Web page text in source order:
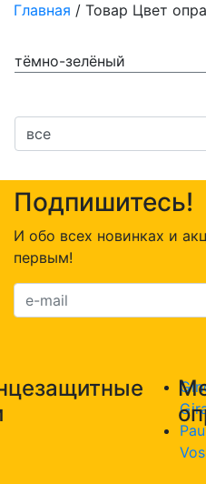
Главная / Товар Цвет
тёмно-зелёный
Подпишитесь!
И обо всех новинках и
первым!